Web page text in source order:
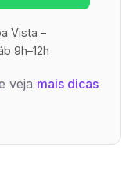
Vista –
9h–12h
veja mais dicas